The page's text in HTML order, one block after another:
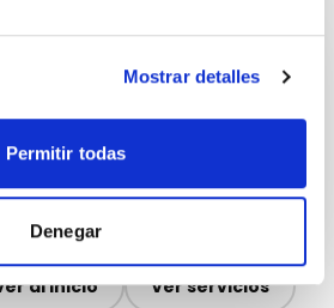
Mostrar detalles
Permitir todas
Denegar
al inicio Ver servicios